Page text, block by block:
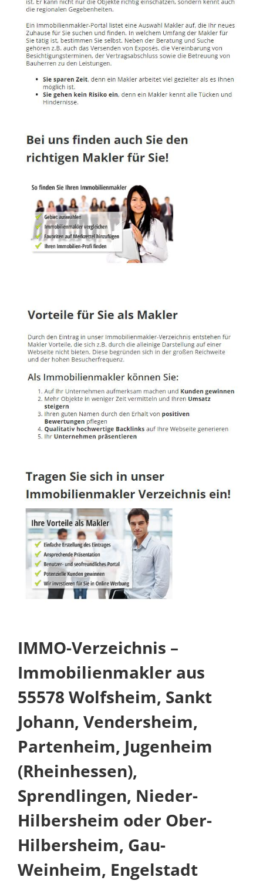
IMMO-Verzeichnis –
Immobilienmakler aus
55578 Wolfsheim, Sankt
Johann, Vendersheim,
Partenheim, Jugenheim
(Rheinhessen),
Sprendlingen, Nieder-
Hilbersheim oder Ober-
Hilbersheim, Gau-
Weinheim, Engelstadt